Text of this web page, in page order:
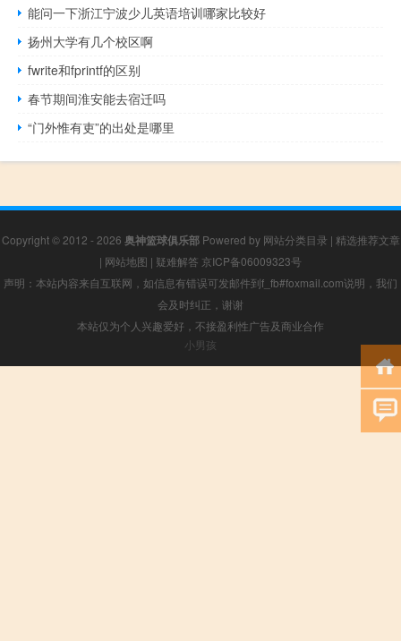
能问一下浙江宁波少儿英语培训哪家比较好
扬州大学有几个校区啊
fwrite和fprintf的区别
春节期间淮安能去宿迁吗
“门外惟有吏”的出处是哪里
Copyright © 2012 - 2026 奥神篮球俱乐部Powered by 网站分类目录 | 精选推荐文章
| 网站地图 | 疑难解答 京ICP备06009323号
声明：本站内容来自互联网，如信息有错误可发邮件到f_fb#foxmail.com说明，我们
会及时纠正，谢谢
本站仅为个人兴趣爱好，不接盈利性广告及商业合作
小男孩